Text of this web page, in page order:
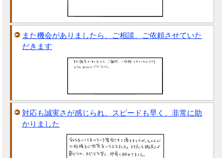
また機会がありましたら、ご相談、ご依頼させていた
だきます
対応も誠実さが感じられ、スピードも早く、非常に助
かりました